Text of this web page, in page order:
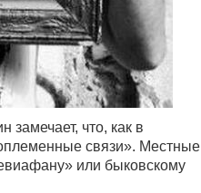
замечает, что, как в
связи». Местные
или быковскому